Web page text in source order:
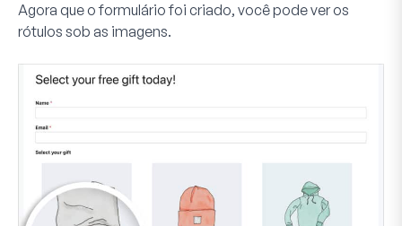
Agora que o formulário foi criado, você pode ver os
rótulos sob as imagens.